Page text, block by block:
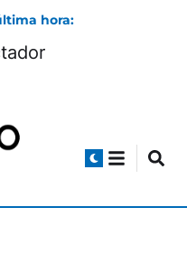
hora:
dictador